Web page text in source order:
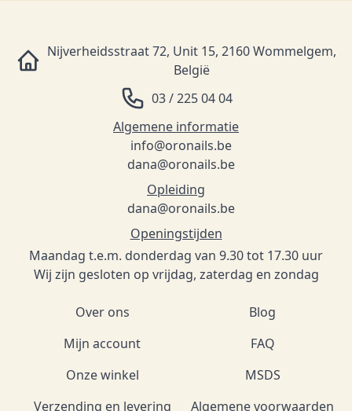
Nijverheidsstraat 72, Unit 15, 2160 Wommelgem,
België
03 / 225 04 04
Algemene informatie
info@oronails.be
dana@oronails.be
Opleiding
dana@oronails.be
Openingstijden
Maandag t.e.m. donderdag van 9.30 tot 17.30 uur
Wij zijn gesloten op vrijdag, zaterdag en zondag
Over ons
Mijn account
Onze winkel
Verzending en levering
Blog
FAQ
MSDS
Algemene voorwaarden